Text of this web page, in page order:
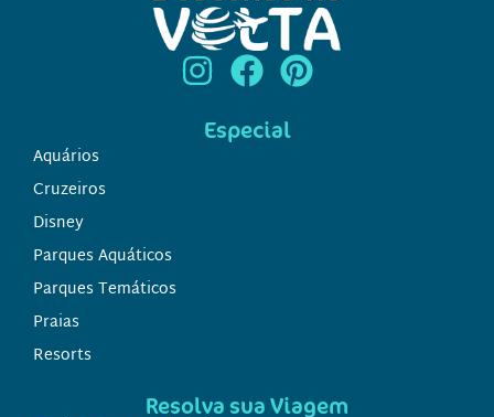
Especial
Aquários
Cruzeiros
Disney
Parques Aquáticos
Parques Temáticos
Praias
Resorts
Resolva sua Viagem